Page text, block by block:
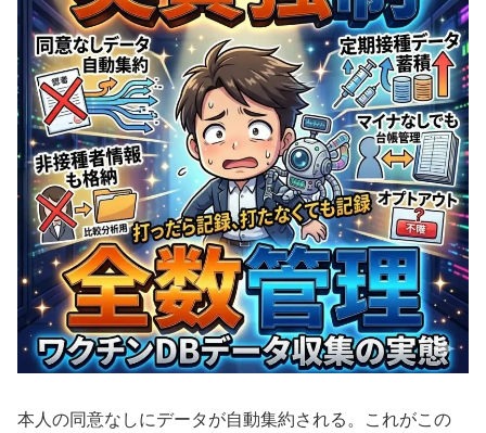
本人の同意なしにデータが自動集約される。これがこの